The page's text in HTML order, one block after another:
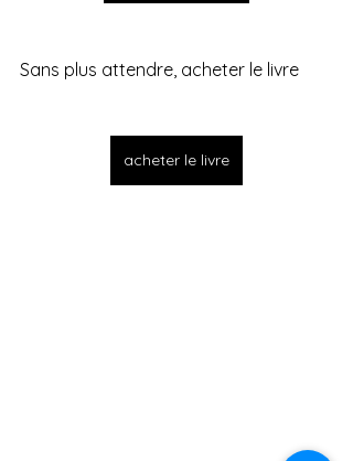
Sans plus attendre, acheter le livre
acheter le livre